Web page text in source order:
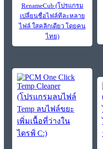
RenameCub (โปรแกรม
เปลี่ยนชื่อไฟล์ทีละหลาย
ไฟล์ ใสคลิกเดียว โดยคน
ไทย)